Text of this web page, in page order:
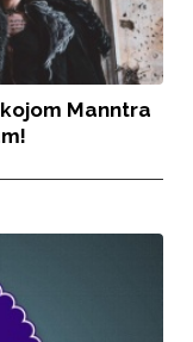
kojom Manntra